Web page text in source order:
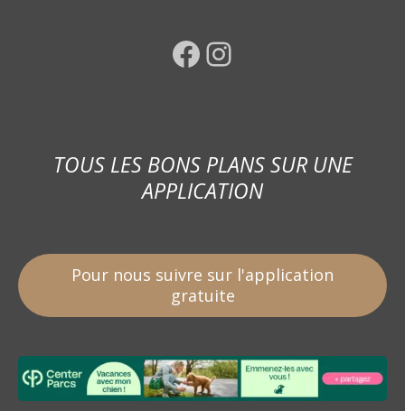
Facebook Instagram
TOUS LES BONS PLANS SUR UNE
APPLICATION
Pour nous suivre sur l'application
gratuite